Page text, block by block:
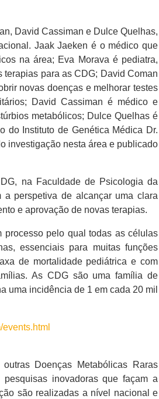
David Cassiman e Dulce Quelhas,
Jaak Jaeken é o médico que
na área; Eva Morava é pediatra,
para as CDG; David Coman
novas doenças e melhorar testes
David Cassiman é médico e
metabólicos; Dulce Quelhas é
do Instituto de Genética Médica Dr.
investigação nesta área e publicado
na Faculdade de Psicologia da
perspetiva de alcançar uma clara
e aprovação de novas terapias.
pelo qual todas as células
essenciais para muitas funções
de mortalidade pediátrica e com
As CDG são uma família de
uma incidência de 1 em cada 20 mil
Doenças Metabólicas Raras
inovadoras que façam a
são realizadas a nível nacional e